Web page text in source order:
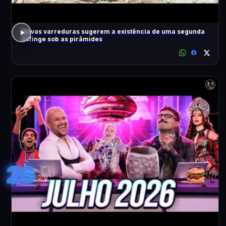
Novas varreduras sugerem a existência de uma segunda
Esfinge sob as pirâmides
26